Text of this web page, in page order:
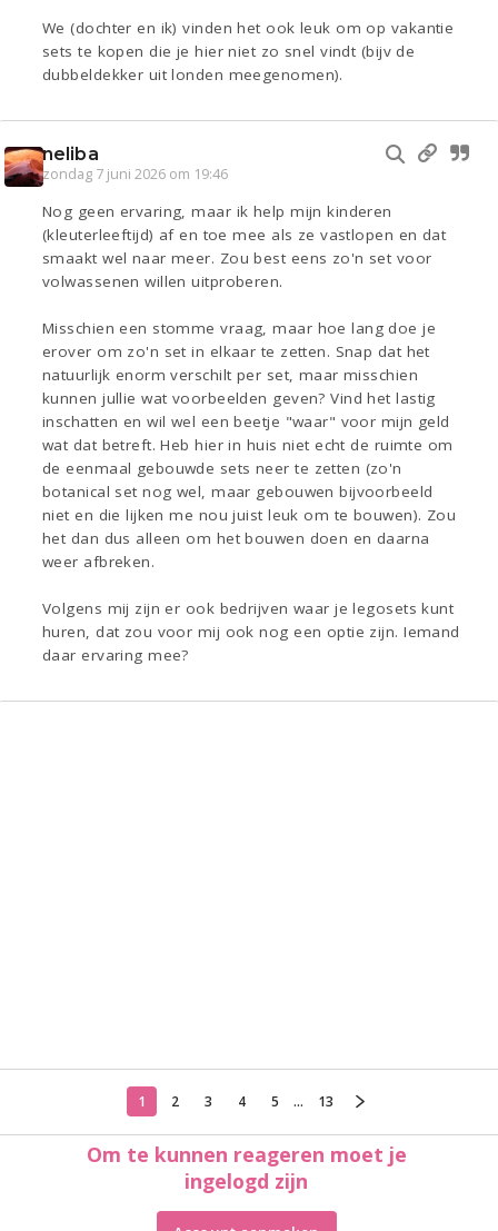
We (dochter en ik) vinden het ook leuk om op vakantie
sets te kopen die je hier niet zo snel vindt (bijv de
dubbeldekker uit londen meegenomen).
neliba
zondag 7 juni 2026 om 19:46
Nog geen ervaring, maar ik help mijn kinderen
(kleuterleeftijd) af en toe mee als ze vastlopen en dat
smaakt wel naar meer. Zou best eens zo'n set voor
volwassenen willen uitproberen.
Misschien een stomme vraag, maar hoe lang doe je
erover om zo'n set in elkaar te zetten. Snap dat het
natuurlijk enorm verschilt per set, maar misschien
kunnen jullie wat voorbeelden geven? Vind het lastig
inschatten en wil wel een beetje "waar" voor mijn geld
wat dat betreft. Heb hier in huis niet echt de ruimte om
de eenmaal gebouwde sets neer te zetten (zo'n
botanical set nog wel, maar gebouwen bijvoorbeeld
niet en die lijken me nou juist leuk om te bouwen). Zou
het dan dus alleen om het bouwen doen en daarna
weer afbreken.
Volgens mij zijn er ook bedrijven waar je legosets kunt
huren, dat zou voor mij ook nog een optie zijn. Iemand
daar ervaring mee?
1 2 3 4 5 ... 13
Om te kunnen reageren moet je
ingelogd zijn